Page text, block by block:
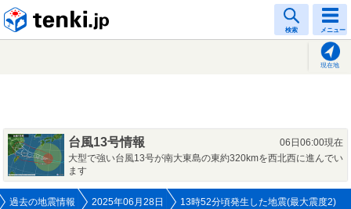
検索 メニュー
現在地
台風13号情報
06日06:00現在
大型で強い台風13号が南大東島の東約320kmを西北西に進んでい
ます
過去の地震情報 2025年06月28日 13時52分頃発生した地震(最大震度2)